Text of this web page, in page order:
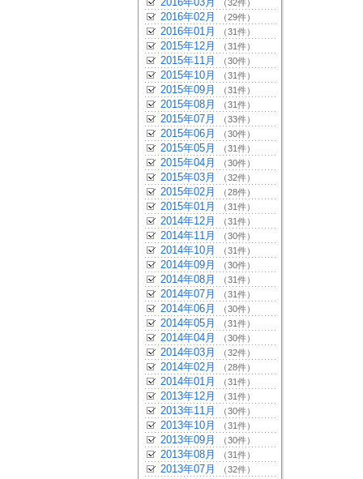
（32件）
2016年02月 （29件）
2016年01月 （31件）
2015年12月 （31件）
2015年11月 （30件）
2015年10月 （31件）
2015年09月 （31件）
2015年08月 （31件）
2015年07月 （33件）
2015年06月 （30件）
2015年05月 （31件）
2015年04月 （30件）
2015年03月 （32件）
2015年02月 （28件）
2015年01月 （31件）
2014年12月 （31件）
2014年11月 （30件）
2014年10月 （31件）
2014年09月 （30件）
2014年08月 （31件）
2014年07月 （31件）
2014年06月 （30件）
2014年05月 （31件）
2014年04月 （30件）
2014年03月 （32件）
2014年02月 （28件）
2014年01月 （31件）
2013年12月 （31件）
2013年11月 （30件）
2013年10月 （31件）
2013年09月 （30件）
2013年08月 （31件）
2013年07月 （32件）